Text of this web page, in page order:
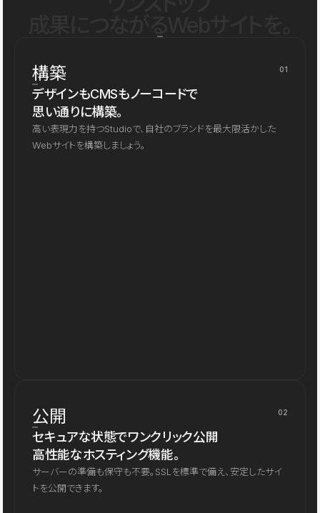
構築 01
デザインもCMSもノーコードで
思い通りに構築。
高い表現力を持つStudioで、自社のブランドを最大限活かした
Webサイトを構築しましょう。
公開 02
セキュアな状態でワンクリック公開
高性能なホスティング機能。
サーバーの準備も保守も不要。SSLを標準で備え、安定したサイ
トを公開できます。